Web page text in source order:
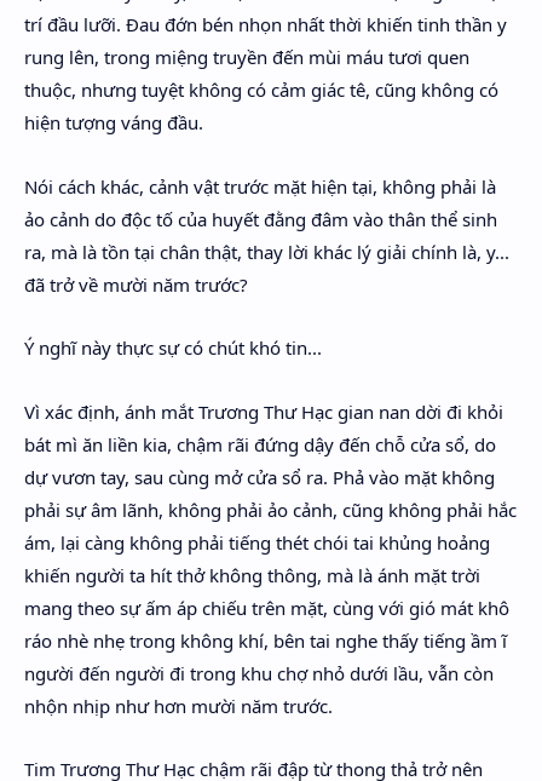
trí đầu lưỡi. Đau đớn bén nhọn nhất thời khiến tinh thần y
rung lên, trong miệng truyền đến mùi máu tươi quen
thuộc, nhưng tuyệt không có cảm giác tê, cũng không có
hiện tượng váng đầu.
Nói cách khác, cảnh vật trước mặt hiện tại, không phải là
ảo cảnh do độc tố của huyết đằng đâm vào thân thể sinh
ra, mà là tồn tại chân thật, thay lời khác lý giải chính là, y...
đã trở về mười năm trước?
Ý nghĩ này thực sự có chút khó tin...
Vì xác định, ánh mắt Trương Thư Hạc gian nan dời đi khỏi
bát mì ăn liền kia, chậm rãi đứng dậy đến chỗ cửa sổ, do
dự vươn tay, sau cùng mở cửa sổ ra. Phả vào mặt không
phải sự âm lãnh, không phải ảo cảnh, cũng không phải hắc
ám, lại càng không phải tiếng thét chói tai khủng hoảng
khiến người ta hít thở không thông, mà là ánh mặt trời
mang theo sự ấm áp chiếu trên mặt, cùng với gió mát khô
ráo nhè nhẹ trong không khí, bên tai nghe thấy tiếng ầm ĩ
người đến người đi trong khu chợ nhỏ dưới lầu, vẫn còn
nhộn nhịp như hơn mười năm trước.
Tim Trương Thư Hạc chậm rãi đập từ thong thả trở nên